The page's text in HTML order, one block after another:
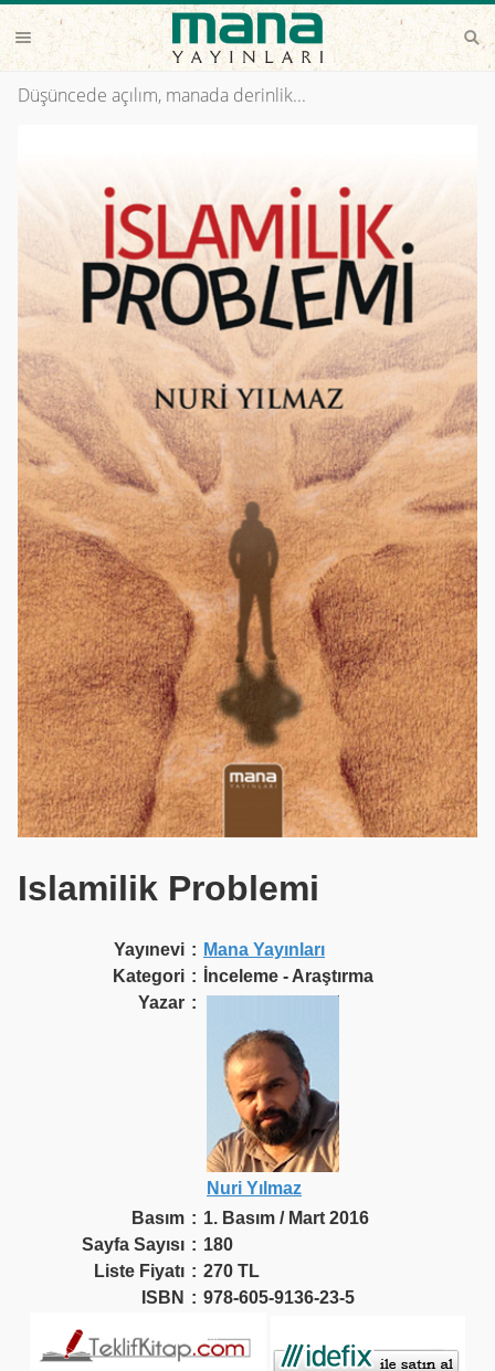
Düşüncede açılım, manada derinlik...
Islamilik Problemi
Yayınevi : Mana Yayınları
Kategori :
İnceleme - Araştırma
Yazar :
Nuri Yılmaz
Basım : 1. Basım / Mart 2016
Sayfa Sayısı : 180
Liste Fiyatı : 270 TL
ISBN : 978-605-9136-23-5